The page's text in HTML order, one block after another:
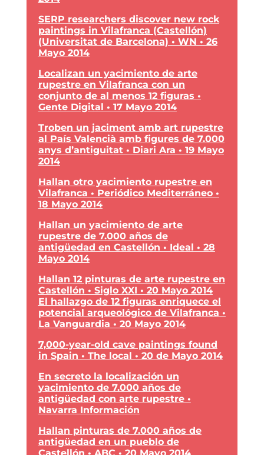
SERP researchers discover new rock
paintings in Vilafranca (Castellón)
(Universitat de Barcelona) • WN • 26
Mayo 2014
Localizan un yacimiento de arte
rupestre en Vilafranca con un
conjunto de al menos 12 figuras •
Gente Digital • 17 Mayo 2014
Troben un jaciment amb art rupestre
al País Valencià amb figures de 7.000
anys d’antiguitat • Diari Ara • 19 Mayo
2014
Hallan otro yacimiento rupestre en
Vilafranca • Periódico Mediterráneo •
18 Mayo 2014
Hallan un yacimiento de arte
rupestre de 7.000 años de
antigüedad en Castellón • Ideal • 28
Mayo 2014
Hallan 12 pinturas de arte rupestre en
Castellón • Siglo XXI • 20 Mayo 2014
El hallazgo de 12 figuras enriquece el
potencial arqueológico de Vilafranca •
La Vanguardia • 20 Mayo 2014
7,000-year-old cave paintings found
in Spain • The local • 20 de Mayo 2014
En secreto la localización un
yacimiento de 7.000 años de
antigüedad con arte rupestre •
Navarra Información
Hallan pinturas de 7.000 años de
antigüedad en un pueblo de